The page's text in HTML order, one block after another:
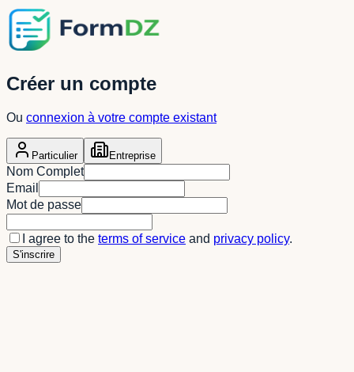
Créer un compte
Ou connexion à votre compte existant
Particulier Entreprise
Nom Complet
Email
Mot de passe
I agree to the terms of service and privacy policy.
S'inscrire